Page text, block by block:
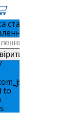
статусу
files/
to